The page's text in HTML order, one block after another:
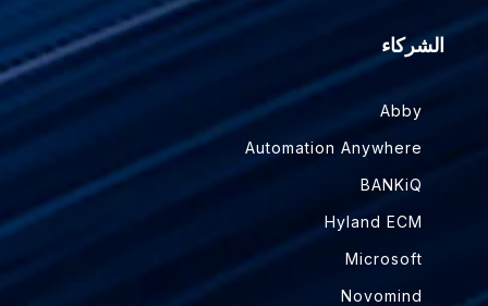
الشركاء
Abby
Automation Anywhere
BANKiQ
Hyland ECM
Microsoft
Novomind